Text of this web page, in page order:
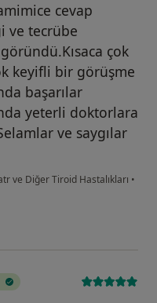
cevap
ve tecrübe
çok
keyifli bir görüşme
başarılar
yeterli doktorlara
ve saygılar
ve Diğer Tiroid Hastalıkları •